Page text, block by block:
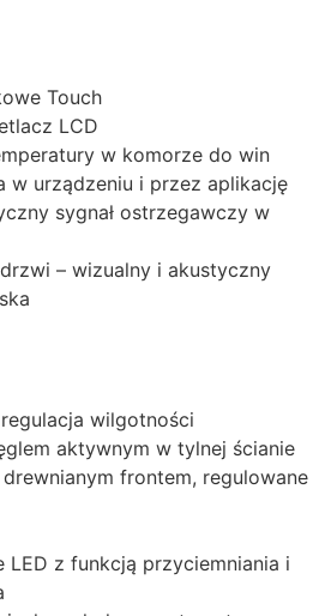
Touch
LCD
w komorze do win
w urządzeniu i przez aplikację
sygnał ostrzegawczy w
– wizualny i akustyczny
wilgotności
aktywnym w tylnej ścianie
frontem, regulowane
LED z funkcją przyciemniania i